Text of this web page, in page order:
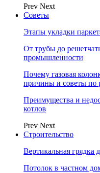
Prev Next
Советы
Этапы укладки
От трубы до
промышленности
Почему газовая
причины и советы по
Преимущества и
котлов
Prev Next
Строительство
Вертикальная грядка
Потолок в частном